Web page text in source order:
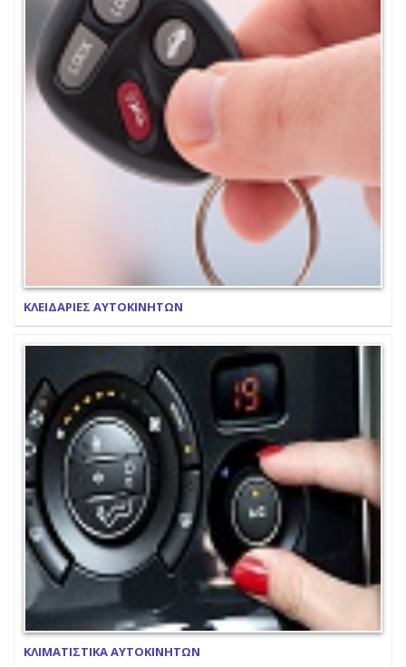
ΚΛΕΙΔΑΡΙΕΣ ΑΥΤΟΚΙΝΗΤΩΝ
ΚΛΙΜΑΤΙΣΤΙΚΑ ΑΥΤΟΚΙΝΗΤΩΝ